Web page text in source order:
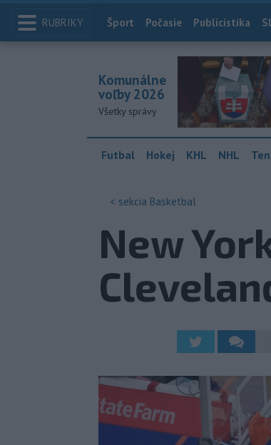
RUBRIKY Index
Šport Počasie Publicistika
Komunálne
voľby 2026
Všetky správy
Futbal Hokej KHL NHL
< sekcia Basketbal
New